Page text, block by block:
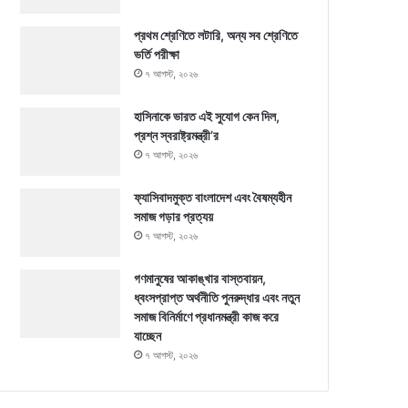
প্রথম শ্রেণিতে লটারি, অন্য সব শ্রেণিতে
ভর্তি পরীক্ষা
৭ আগস্ট, ২০২৬
হাসিনাকে ভারত এই সুযোগ কেন দিল,
প্রশ্ন স্বরাষ্ট্রমন্ত্রী’র
৭ আগস্ট, ২০২৬
ফ্যাসিবাদমুক্ত বাংলাদেশ এবং বৈষম্যহীন
সমাজ গড়ার প্রত্যয়
৭ আগস্ট, ২০২৬
গণমানুষের আকাঙ্খার বাস্তবায়ন,
ধ্বংসপ্রাপ্ত অর্থনীতি পুনরুদ্ধার এবং নতুন
সমাজ বিনির্মাণে প্রধানমন্ত্রী কাজ করে
যাচ্ছেন
৭ আগস্ট, ২০২৬